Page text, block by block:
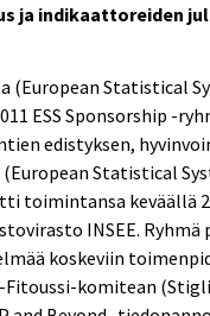
ja indikaattoreiden
Statistical
ESS Sponsorship -
edistyksen,
Statistical
toimintansa keväällä
INSEE.
koskeviin
komitean